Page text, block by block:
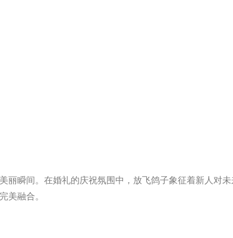
瞬间。在婚礼的庆祝氛围中，放飞鸽子象征着新人对
美融合。